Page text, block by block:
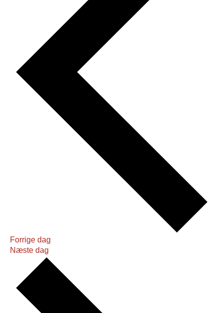
Forrige dag
Næste dag